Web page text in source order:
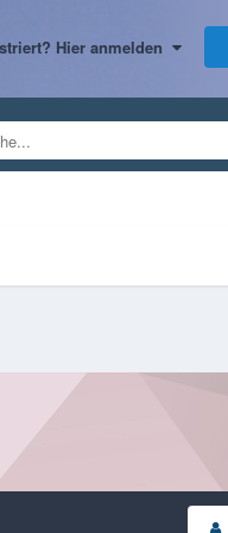
Hier anmelden